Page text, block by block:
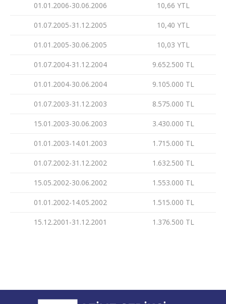
01.01.2006-30.06.2006 10,66 YTL
01.07.2005-31.12.2005 10,40 YTL
01.01.2005-30.06.2005 10,03 YTL
01.07.2004-31.12.2004 9.652.500 TL
01.01.2004-30.06.2004 9.105.000 TL
01.07.2003-31.12.2003 8.575.000 TL
15.01.2003-30.06.2003 3.430.000 TL
01.01.2003-14.01.2003 1.715.000 TL
01.07.2002-31.12.2002 1.632.500 TL
15.05.2002-30.06.2002 1.553.000 TL
01.01.2002-14.05.2002 1.515.000 TL
15.12.2001-31.12.2001 1.376.500 TL